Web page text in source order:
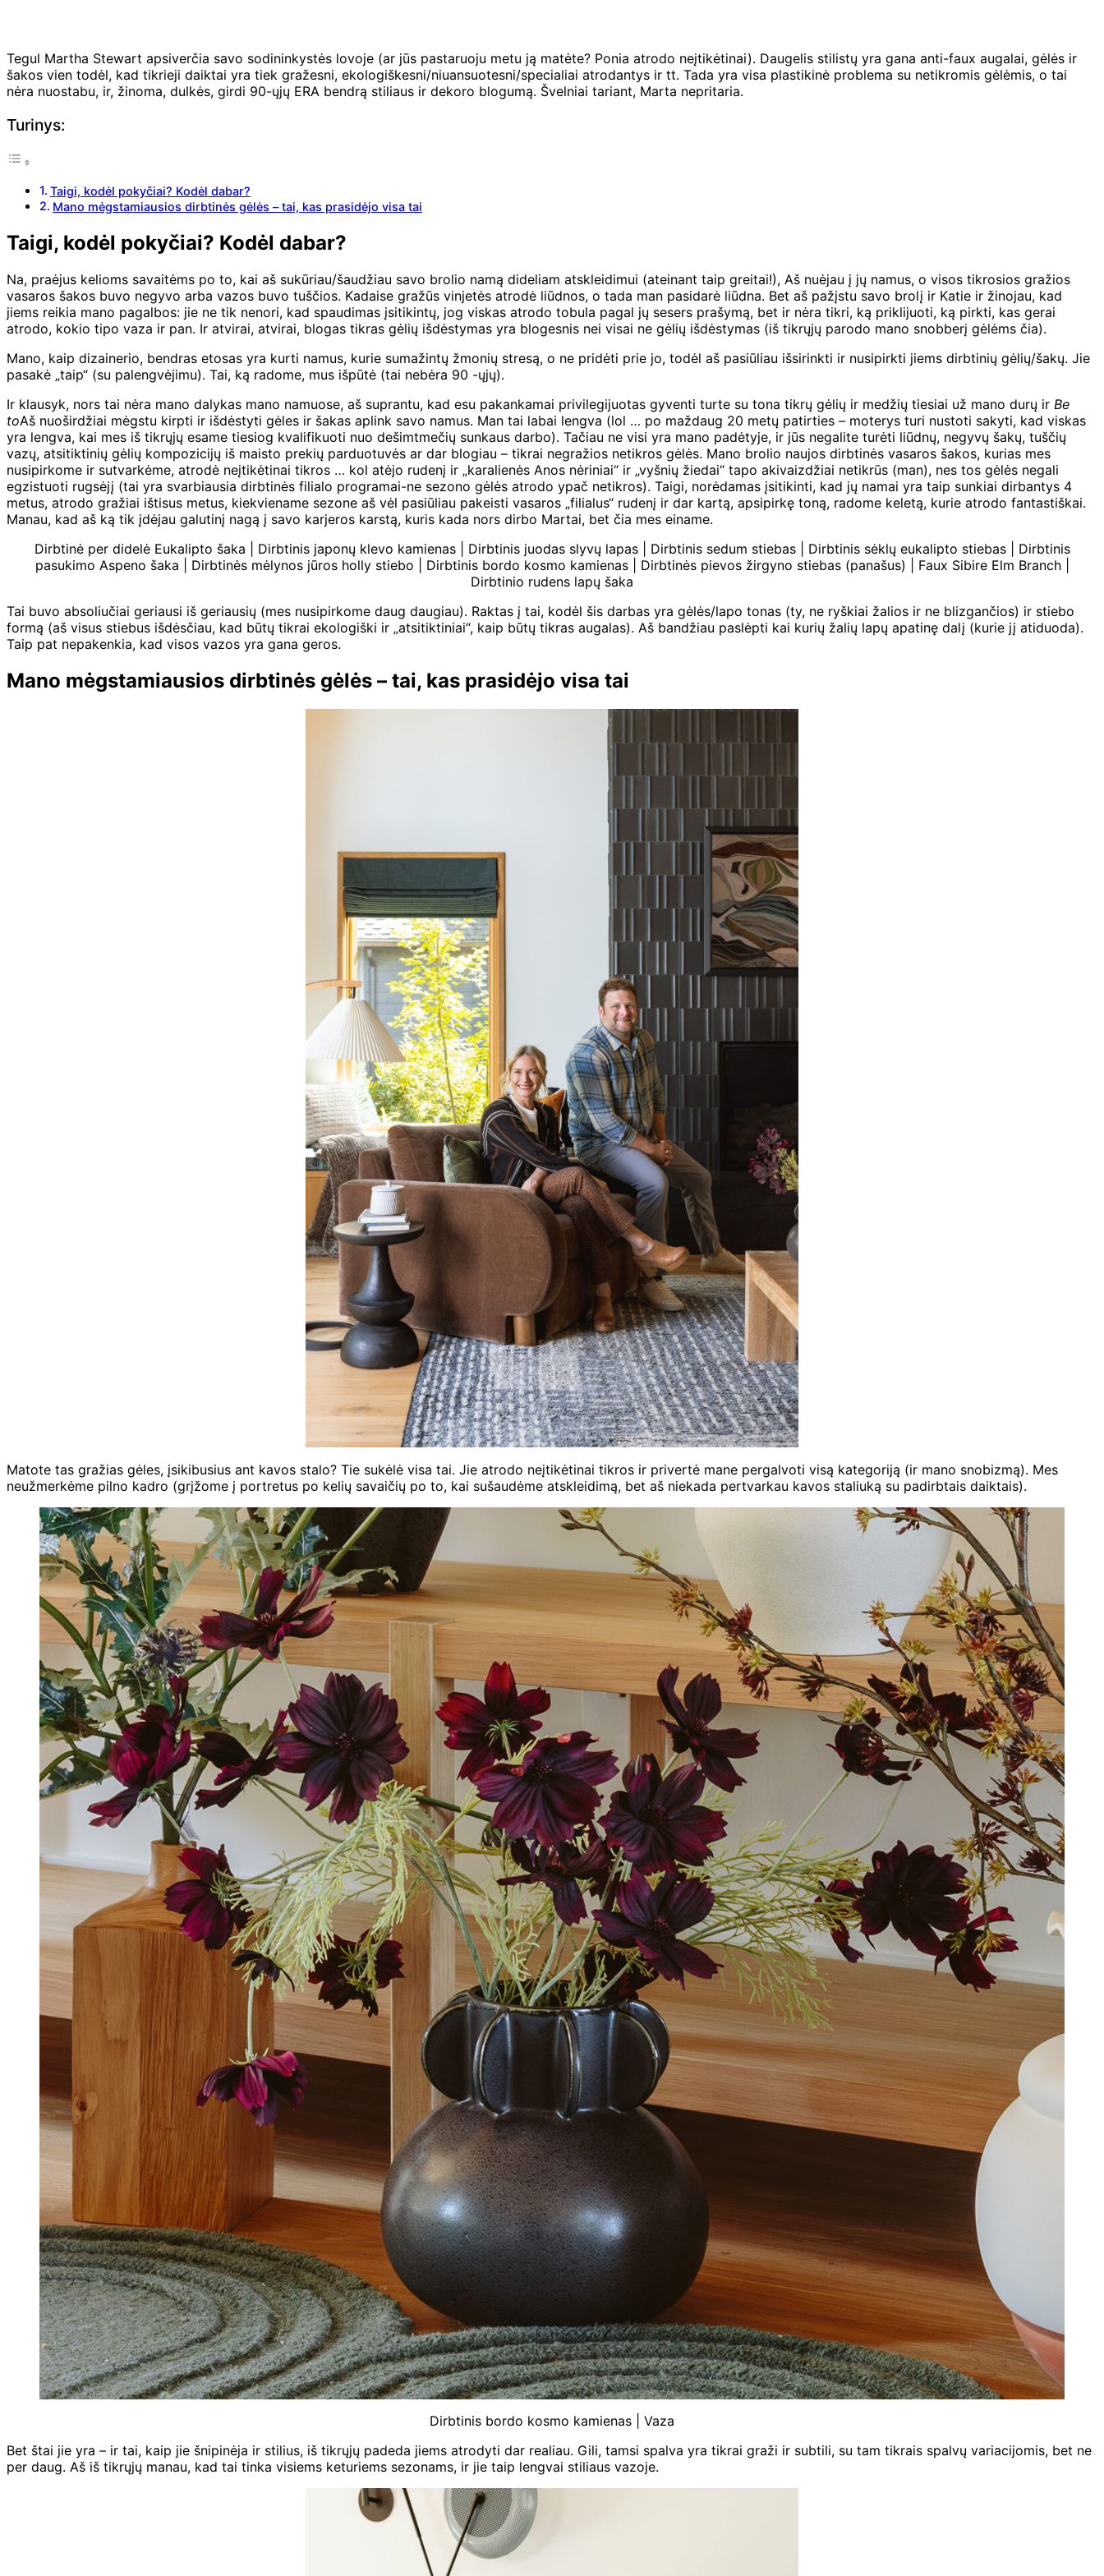
Tegul Martha Stewart apsiverčia savo sodininkystės lovoje (ar jūs pastaruoju metu ją matėte? Ponia atrodo neįtikėtinai). Daugelis stilistų yra gana anti-faux augalai, gėlės ir
šakos vien todėl, kad tikrieji daiktai yra tiek gražesni, ekologiškesni/niuansuotesni/specialiai atrodantys ir tt. Tada yra visa plastikinė problema su netikromis gėlėmis, o tai
nėra nuostabu, ir, žinoma, dulkės, girdi 90-ųjų ERA bendrą stiliaus ir dekoro blogumą. Švelniai tariant, Marta nepritaria.
Turinys:
Taigi, kodėl pokyčiai? Kodėl dabar?
Mano mėgstamiausios dirbtinės gėlės – tai, kas prasidėjo visa tai
Taigi, kodėl pokyčiai? Kodėl dabar?
Na, praėjus kelioms savaitėms po to, kai aš sukūriau/šaudžiau savo brolio namą dideliam atskleidimui (ateinant taip greitai!), Aš nuėjau į jų namus, o visos tikrosios gražios
vasaros šakos buvo negyvo arba vazos buvo tuščios. Kadaise gražūs vinjetės atrodė liūdnos, o tada man pasidarė liūdna. Bet aš pažįstu savo brolį ir Katie ir žinojau, kad
jiems reikia mano pagalbos: jie ne tik nenori, kad spaudimas įsitikintų, jog viskas atrodo tobula pagal jų sesers prašymą, bet ir nėra tikri, ką priklijuoti, ką pirkti, kas gerai
atrodo, kokio tipo vaza ir pan. Ir atvirai, atvirai, blogas tikras gėlių išdėstymas yra blogesnis nei visai ne gėlių išdėstymas (iš tikrųjų parodo mano snobberį gėlėms čia).
Mano, kaip dizainerio, bendras etosas yra kurti namus, kurie sumažintų žmonių stresą, o ne pridėti prie jo, todėl aš pasiūliau išsirinkti ir nusipirkti jiems dirbtinių gėlių/šakų. Jie
pasakė „taip“ (su palengvėjimu). Tai, ką radome, mus išpūtė (tai nebėra 90 -ųjų).
Ir klausyk, nors tai nėra mano dalykas mano namuose, aš suprantu, kad esu pakankamai privilegijuotas gyventi turte su tona tikrų gėlių ir medžių tiesiai už mano durų ir Be
toAš nuoširdžiai mėgstu kirpti ir išdėstyti gėles ir šakas aplink savo namus. Man tai labai lengva (lol … po maždaug 20 metų patirties – moterys turi nustoti sakyti, kad viskas
yra lengva, kai mes iš tikrųjų esame tiesiog kvalifikuoti nuo dešimtmečių sunkaus darbo). Tačiau ne visi yra mano padėtyje, ir jūs negalite turėti liūdnų, negyvų šakų, tuščių
vazų, atsitiktinių gėlių kompozicijų iš maisto prekių parduotuvės ar dar blogiau – tikrai negražios netikros gėlės. Mano brolio naujos dirbtinės vasaros šakos, kurias mes
nusipirkome ir sutvarkėme, atrodė neįtikėtinai tikros … kol atėjo rudenį ir „karalienės Anos nėriniai“ ir „vyšnių žiedai“ tapo akivaizdžiai netikrūs (man), nes tos gėlės negali
egzistuoti rugsėjį (tai yra svarbiausia dirbtinės filialo programai-ne sezono gėlės atrodo ypač netikros). Taigi, norėdamas įsitikinti, kad jų namai yra taip sunkiai dirbantys 4
metus, atrodo gražiai ištisus metus, kiekviename sezone aš vėl pasiūliau pakeisti vasaros „filialus“ rudenį ir dar kartą, apsipirkę toną, radome keletą, kurie atrodo fantastiškai.
Manau, kad aš ką tik įdėjau galutinį nagą į savo karjeros karstą, kuris kada nors dirbo Martai, bet čia mes einame.
Dirbtinė per didelė Eukalipto šaka | Dirbtinis japonų klevo kamienas | Dirbtinis juodas slyvų lapas | Dirbtinis sedum stiebas | Dirbtinis sėklų eukalipto stiebas | Dirbtinis
pasukimo Aspeno šaka | Dirbtinės mėlynos jūros holly stiebo | Dirbtinis bordo kosmo kamienas | Dirbtinės pievos žirgyno stiebas (panašus) | Faux Sibire Elm Branch |
Dirbtinio rudens lapų šaka
Tai buvo absoliučiai geriausi iš geriausių (mes nusipirkome daug daugiau). Raktas į tai, kodėl šis darbas yra gėlės/lapo tonas (ty, ne ryškiai žalios ir ne blizgančios) ir stiebo
formą (aš visus stiebus išdėsčiau, kad būtų tikrai ekologiški ir „atsitiktiniai“, kaip būtų tikras augalas). Aš bandžiau paslėpti kai kurių žalių lapų apatinę dalį (kurie jį atiduoda).
Taip pat nepakenkia, kad visos vazos yra gana geros.
Mano mėgstamiausios dirbtinės gėlės – tai, kas prasidėjo visa tai
Matote tas gražias gėles, įsikibusius ant kavos stalo? Tie sukėlė visa tai. Jie atrodo neįtikėtinai tikros ir privertė mane pergalvoti visą kategoriją (ir mano snobizmą). Mes
neužmerkėme pilno kadro (grįžome į portretus po kelių savaičių po to, kai sušaudėme atskleidimą, bet aš niekada pertvarkau kavos staliuką su padirbtais daiktais).
Dirbtinis bordo kosmo kamienas | Vaza
Bet štai jie yra – ir tai, kaip jie šnipinėja ir stilius, iš tikrųjų padeda jiems atrodyti dar realiau. Gili, tamsi spalva yra tikrai graži ir subtili, su tam tikrais spalvų variacijomis, bet ne
per daug. Aš iš tikrųjų manau, kad tai tinka visiems keturiems sezonams, ir jie taip lengvai stiliaus vazoje.